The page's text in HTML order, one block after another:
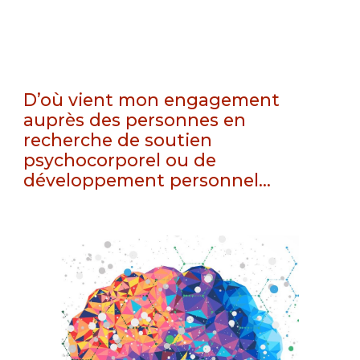
D’où vient mon engagement
auprès des personnes en
recherche de soutien
psychocorporel ou de
développement personnel...